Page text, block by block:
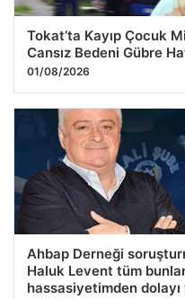
Tokat’ta Kayıp Çocuk
Cansız Bedeni Gübre
01/08/2026
Ahbap Derneği
Haluk Levent tüm
hassasiyetimden dolayı